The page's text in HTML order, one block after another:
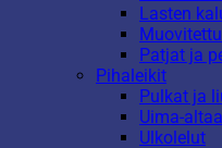
Lasten
Patjat ja
Pihaleikit
Pulkat ja
Uima-
Ulkolelut